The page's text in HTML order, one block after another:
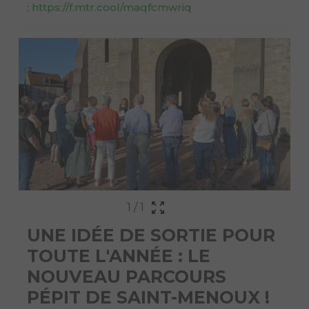
: https://f.mtr.cool/maqfcmwriq
1 / 1
UNE IDÉE DE SORTIE POUR
TOUTE L'ANNÉE : LE
NOUVEAU PARCOURS
PÉPIT DE SAINT-MENOUX !